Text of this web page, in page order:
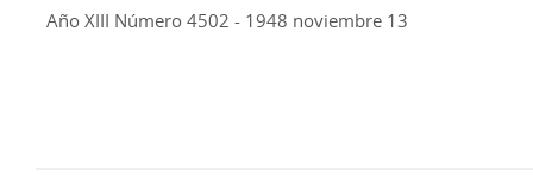
Año XIII Número 4502 - 1948 noviembre 13